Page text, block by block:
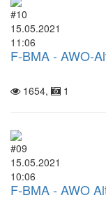
#10
15.05.2021
11:06
F-BMA - AWO-
1654, 1
#09
15.05.2021
10:06
F-BMA - AWO